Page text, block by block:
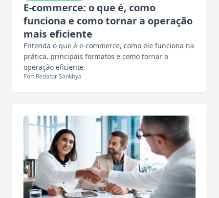
E-commerce: o que é, como
funciona e como tornar a operação
mais eficiente
Entenda o que é e-commerce, como ele funciona na
prática, principais formatos e como tornar a
operação eficiente.
Por: Redator Sankhya